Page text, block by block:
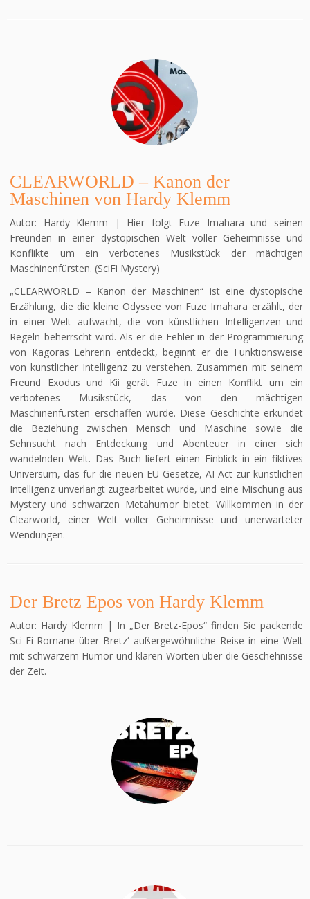
CLEARWORLD – Kanon der
Maschinen von Hardy Klemm
Autor: Hardy Klemm | Hier folgt Fuze Imahara und seinen
Freunden in einer dystopischen Welt voller Geheimnisse und
Konflikte um ein verbotenes Musikstück der mächtigen
Maschinenfürsten. (SciFi Mystery)
„CLEARWORLD – Kanon der Maschinen“ ist eine dystopische
Erzählung, die die kleine Odyssee von Fuze Imahara erzählt, der
in einer Welt aufwacht, die von künstlichen Intelligenzen und
Regeln beherrscht wird. Als er die Fehler in der Programmierung
von Kagoras Lehrerin entdeckt, beginnt er die Funktionsweise
von künstlicher Intelligenz zu verstehen. Zusammen mit seinem
Freund Exodus und Kii gerät Fuze in einen Konflikt um ein
verbotenes Musikstück, das von den mächtigen
Maschinenfürsten erschaffen wurde. Diese Geschichte erkundet
die Beziehung zwischen Mensch und Maschine sowie die
Sehnsucht nach Entdeckung und Abenteuer in einer sich
wandelnden Welt. Das Buch liefert einen Einblick in ein fiktives
Universum, das für die neuen EU-Gesetze, AI Act zur künstlichen
Intelligenz unverlangt zugearbeitet wurde, und eine Mischung aus
Mystery und schwarzen Metahumor bietet. Willkommen in der
Clearworld, einer Welt voller Geheimnisse und unerwarteter
Wendungen.
Der Bretz Epos von Hardy Klemm
Autor: Hardy Klemm | In „Der Bretz-Epos“ finden Sie packende
Sci-Fi-Romane über Bretz‘ außergewöhnliche Reise in eine Welt
mit schwarzem Humor und klaren Worten über die Geschehnisse
der Zeit.